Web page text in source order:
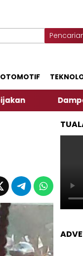
OTOMOTIF
Dampak El Nino,